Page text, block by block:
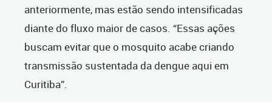
anteriormente, mas estão sendo intensificadas
diante do fluxo maior de casos. “Essas ações
buscam evitar que o mosquito acabe criando
transmissão sustentada da dengue aqui em
Curitiba”.